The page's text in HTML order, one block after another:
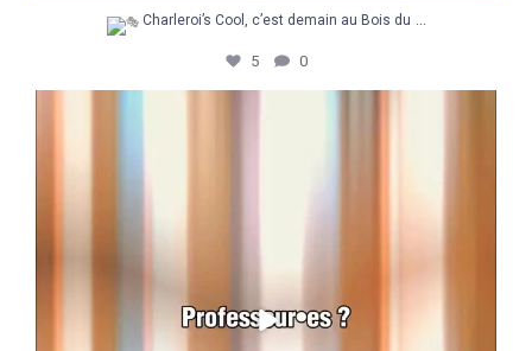
Charleroi’s Cool, c’est demain au Bois du ...
5 0